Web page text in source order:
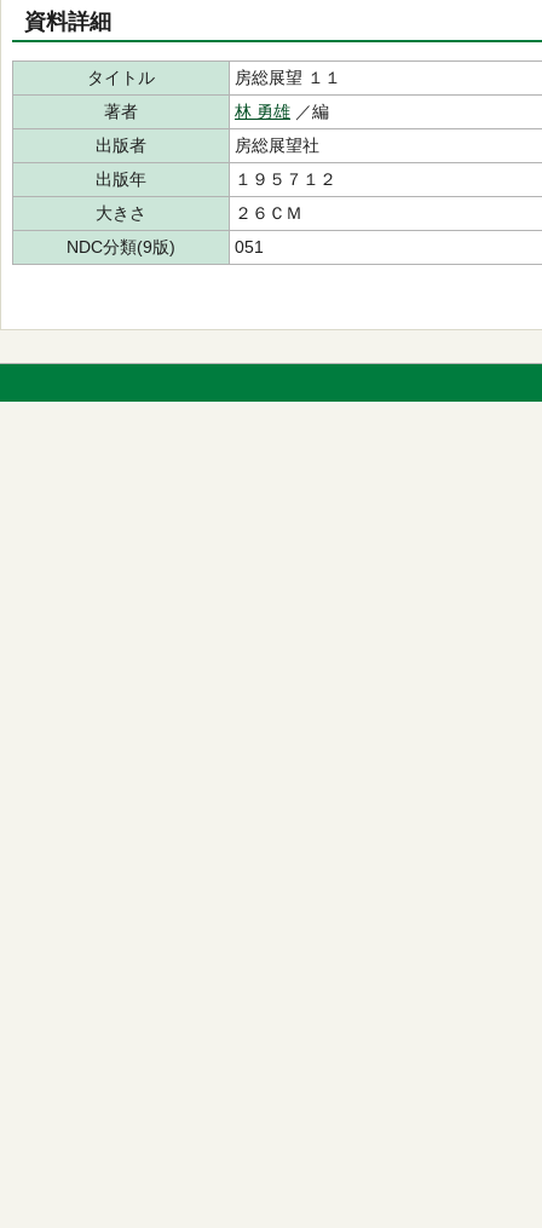
資料詳細
タイトル
房総展望 １１
著者
林 勇雄 ／編
出版者
房総展望社
出版年
１９５７１２
大きさ
２６ＣＭ
NDC分類(9版)
051